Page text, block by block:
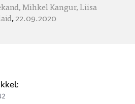
Mihkel Kangur,Liisa
,22.09.2020